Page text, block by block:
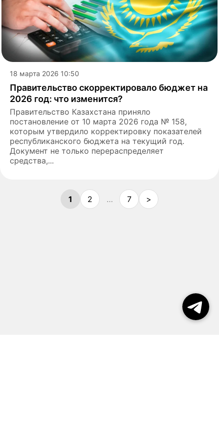
18 марта 2026 10:50
Правительство скорректировало бюджет на
2026 год: что изменится?
Правительство Казахстана приняло
постановление от 10 марта 2026 года № 158,
которым утвердило корректировку показателей
республиканского бюджета на текущий год.
Документ не только перераспределяет
средства,...
1 2 … 7 >